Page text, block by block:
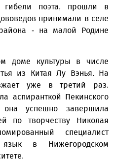
гибели поэта, прошли в
принимали в селе
района - на малой Родине
доме культуры в числе
из Китая Лу Вэнья. На
уже в третий раз.
аспиранткой Пекинского
она успешно завершила
по творчеству Николая
специалист
язык в Нижегородском